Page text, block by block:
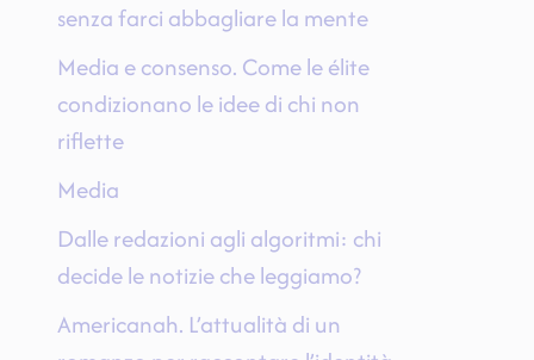
senza farci abbagliare la mente
Media e consenso. Come le élite
condizionano le idee di chi non
riflette
Media
Dalle redazioni agli algoritmi: chi
decide le notizie che leggiamo?
Americanah. L’attualità di un